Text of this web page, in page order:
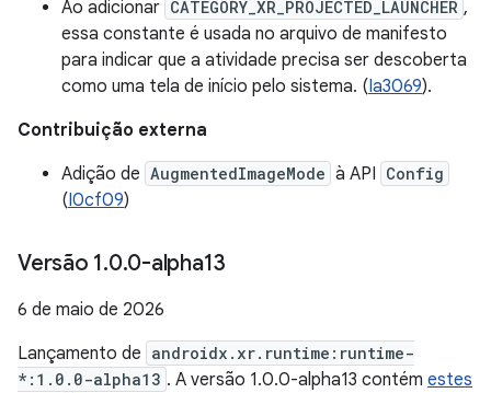
Ao adicionar CATEGORY_XR_PROJECTED_LAUNCHER ,
essa constante é usada no arquivo de manifesto
para indicar que a atividade precisa ser descoberta
como uma tela de início pelo sistema. (Ia3069).
Contribuição externa
Adição de AugmentedImageMode à API Config
(I0cf09)
Versão 1.0.0-alpha13
6 de maio de 2026
Lançamento de androidx.xr.runtime:runtime-
*:1.0.0-alpha13 . A versão 1.0.0-alpha13 contém estes